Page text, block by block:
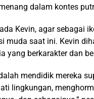
dalam kontes
Kevin, agar sebagai
muda saat ini. Kevin
yang berkarakter dan
mendidik mereka
lingkungan,